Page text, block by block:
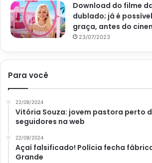
Download do filme
dublado; já é
graça, antes do
23/07/2023
Para você
22/08/2024
Vitória Souza: jovem pastora perto
seguidores na web
22/08/2024
Açaí falsificado! Polícia fecha
Grande